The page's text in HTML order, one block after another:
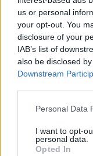
us or personal
your opt-out. You
disclosure of your
IAB’s list of
also be disclosed
Downstream
Personal Data
I want to opt-
personal data.
Opted In
Traigueraa
kilómetros
Castellón a
kilómetros
Tarragonaa
kilómetros